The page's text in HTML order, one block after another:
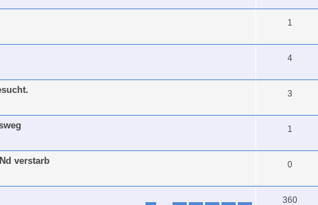
1
4
3
1
verstarb 0
360